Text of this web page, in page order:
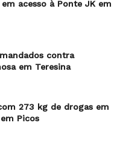
acesso à Ponte JK em
contra
em Teresina
273 kg de drogas em
Picos